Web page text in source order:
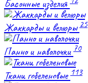
Басонные изделия
Жаккарды и велюры 25
Панно и наволочки 70
Ткани гобеленовые 113